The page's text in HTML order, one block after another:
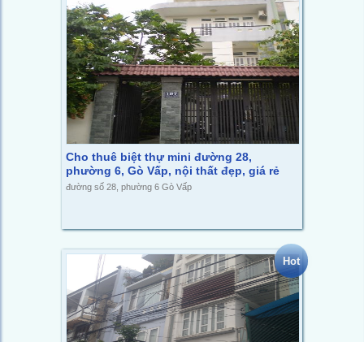
Cho thuê biệt thự mini đường 28,
phường 6, Gò Vấp, nội thất đẹp, giá rẻ
đường số 28, phường 6 Gò Vấp
Hot